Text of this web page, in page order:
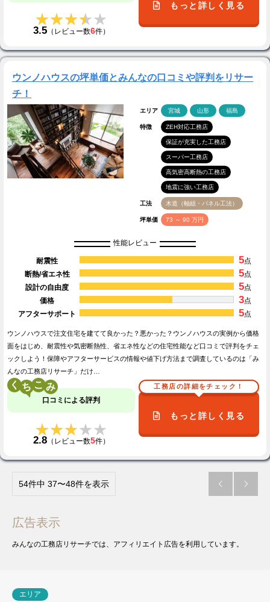
★★★★★
★★★★★
3.5（レビュー数6件）
もっと詳しく見る
ウンノハウスの坪単価とみんなの口コミや評判をリサー
チ！
エリア 宮城 山形 福島
特徴 ZEH対応工務店
保証が充実した工務店
スーパー工務店
高気密高断熱の工務店
地震に強い工務店
工法 木造（軸組・パネル工法）
坪単価 73 ～ 90 万円
性能レビュー
耐震性 5点
断熱/省エネ性
5点
設計の自由度
5点
価格
3点
アフターサポート
5点
ウンノハウスで注文住宅を建てて良かった？悪かった？ウンノハウスの実例から価格
面をはじめ、耐震性や気密断熱性、省エネ性などの住宅性能など口コミで評判をチェ
ックしよう！保障やアフターサービスの情報や値下げ方法まで調査しているのは「み
んなの工務店リサーチ」だけ…
く こ
口コミによる評判
★★★★★
★★★★★
2.8（レビュー数5件）
工務店の詳細をチェック！
もっと詳しく見る
54件中 37〜48件を表示  
広告表示
みんなの工務店リサーチでは、アフィリエイト広告を利用しています。
エリア